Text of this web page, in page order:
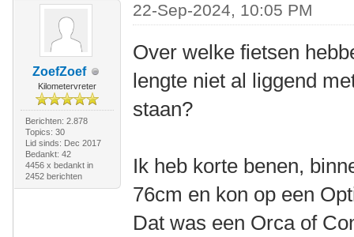
ZoefZoef
Kilometervreter
Berichten: 2.878
Topics: 30
Lid sinds: Dec 2017
Bedankt: 42
4456 x bedankt in
2452 berichten
22-Sep-2024, 10:05 PM
Over welke fietsen
lengte niet al liggend
staan?
Ik heb korte benen,
76cm en kon op een
Dat was een Orca of